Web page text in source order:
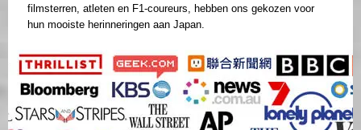
filmsterren, atleten en F1-coureurs, hebben ons gekozen voor
hun mooiste herinneringen aan Japan.